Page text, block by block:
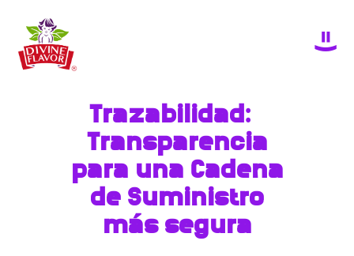
Trazabilidad:
Transparencia
para una Cadena
de Suministro
más segura